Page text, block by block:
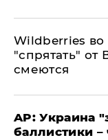
Wildberries
"спрятать" от
смеются
AP: Украина
баллистики –